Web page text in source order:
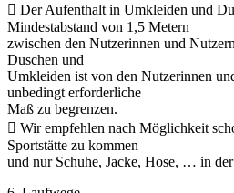
 Der Aufenthalt in Umkleiden und
Mindestabstand von 1,5 Metern
zwischen den Nutzerinnen und
Duschen und
Umkleiden ist von den Nutzerinnen
unbedingt erforderliche
Maß zu begrenzen.
 Wir empfehlen nach Möglichkeit
Sportstätte zu kommen
und nur Schuhe, Jacke, Hose, … in